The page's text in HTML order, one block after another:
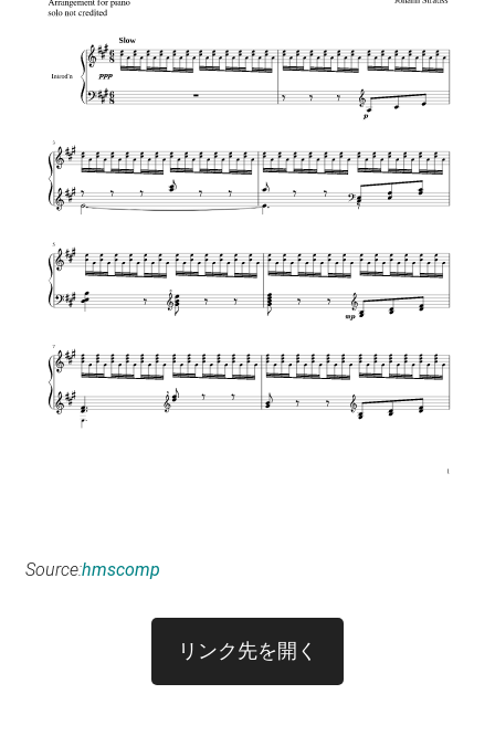
Source:hmscomp
リンク先を開く